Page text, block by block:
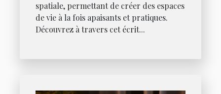
spatiale, permettant de créer des espaces
de vie à la fois apaisants et pratiques.
Découvrez à travers cet écrit...